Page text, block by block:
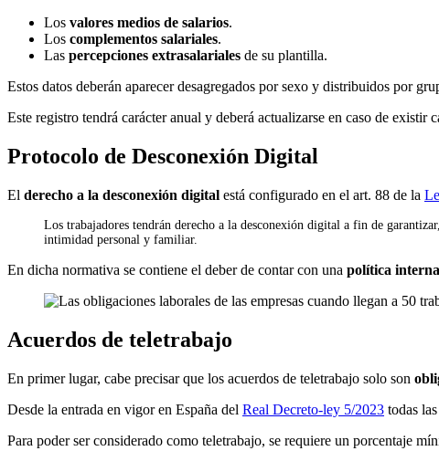
Los valores medios de salarios.
Los complementos salariales.
Las percepciones extrasalariales de su plantilla.
Estos datos deberán aparecer desagregados por sexo y distribuidos por
Este registro tendrá carácter anual y deberá actualizarse en caso de existir
Protocolo de Desconexión Digital
El derecho a la desconexión digital está configurado en el art. 88 de la
Los trabajadores tendrán derecho a la desconexión digital a fin de
intimidad personal y familiar.
En dicha normativa se contiene el deber de contar con una política interna
Acuerdos de teletrabajo
En primer lugar, cabe precisar que los acuerdos de teletrabajo solo son
Desde la entrada en vigor en España del Real Decreto-ley 5/2023 todas
Para poder ser considerado como teletrabajo, se requiere un porcentaje